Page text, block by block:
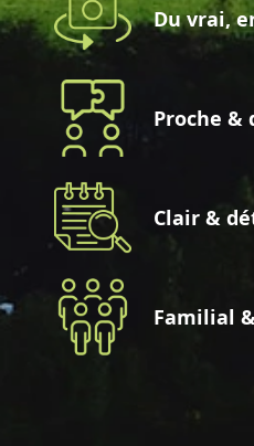
Du vrai,
Proche &
Clair &
Familial